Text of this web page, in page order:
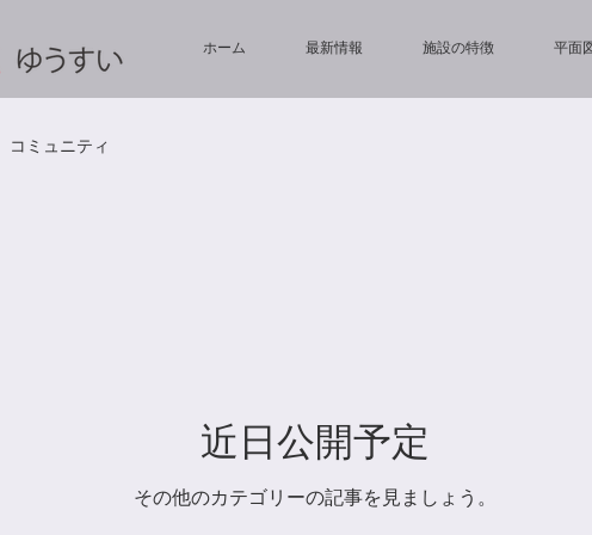
ホーム 最新情報 施設の特徴 平面
コミュニティ
近日公開予定
その他のカテゴリーの記事を見ましょう。